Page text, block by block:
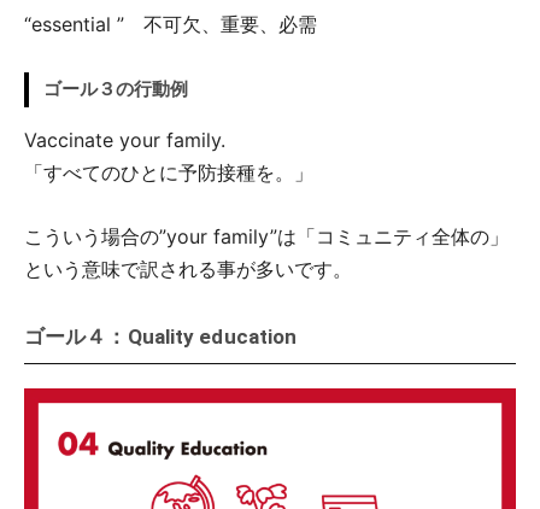
“essential ” 不可欠、重要、必需
ゴール３の行動例
Vaccinate your family.
「すべてのひとに予防接種を。」
こういう場合の”your family”は「コミュニティ全体の」
という意味で訳される事が多いです。
ゴール４：Quality education